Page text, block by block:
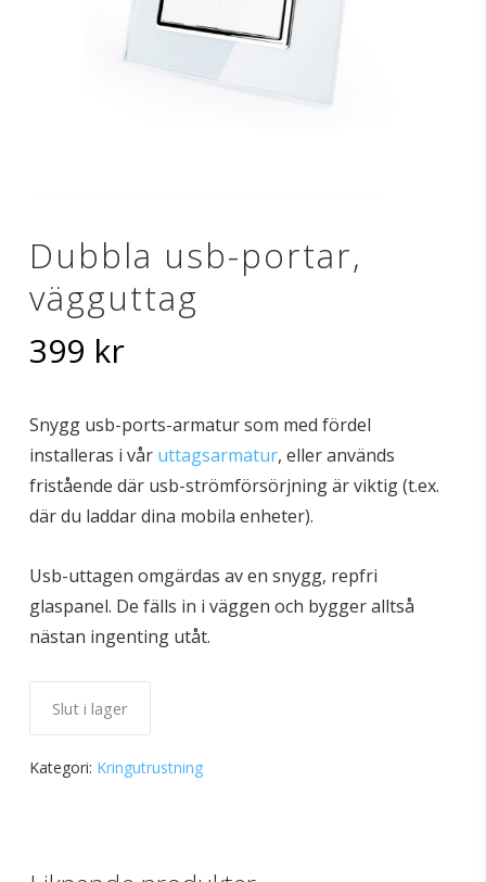
Dubbla usb-portar,
vägguttag
399 kr
Snygg usb-ports-armatur som med fördel
installeras i vår uttagsarmatur, eller används
fristående där usb-strömförsörjning är viktig (t.ex.
där du laddar dina mobila enheter).
Usb-uttagen omgärdas av en snygg, repfri
glaspanel. De fälls in i väggen och bygger alltså
nästan ingenting utåt.
Slut i lager
Kategori: Kringutrustning